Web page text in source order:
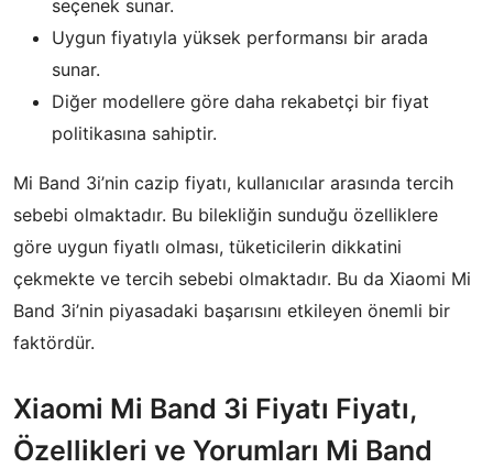
seçenek sunar.
Uygun fiyatıyla yüksek performansı bir arada
sunar.
Diğer modellere göre daha rekabetçi bir fiyat
politikasına sahiptir.
Mi Band 3i’nin cazip fiyatı, kullanıcılar arasında tercih
sebebi olmaktadır. Bu bilekliğin sunduğu özelliklere
göre uygun fiyatlı olması, tüketicilerin dikkatini
çekmekte ve tercih sebebi olmaktadır. Bu da Xiaomi Mi
Band 3i’nin piyasadaki başarısını etkileyen önemli bir
faktördür.
Xiaomi Mi Band 3i Fiyatı Fiyatı,
Özellikleri ve Yorumları Mi Band